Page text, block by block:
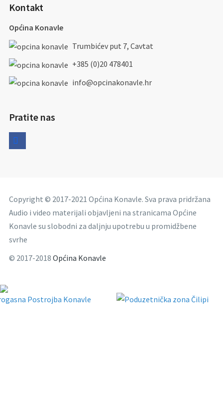
Kontakt
Općina Konavle
Trumbićev put 7, Cavtat
+385 (0)20 478401
info@opcinakonavle.hr
Pratite nas
facebook
Copyright © 2017-2021 Općina Konavle. Sva prava pridržana
Audio i video materijali objavljeni na stranicama Općine
Konavle su slobodni za daljnju upotrebu u promidžbene
svrhe
© 2017-2018 Općina Konavle